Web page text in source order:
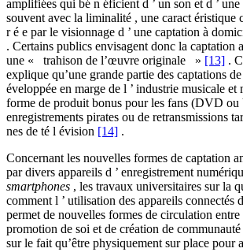
amplifiées qui bé n éficient d ’ un son et d ’
souvent avec la liminalité , une caract éristique
r é e par le visionnage d ’ une captation à
. Certains publics envisagent donc la captation
une « trahison de l’œuvre originale » [13] .
explique qu’une grande partie des captations
éveloppée en marge de l ’ industrie musicale et
forme de produit bonus pour les fans (DVD ou
enregistrements pirates ou de retransmissions
nes de té l évision [14] .
Concernant les nouvelles formes de captation
par divers appareils d ’ enregistrement
smartphones , les travaux universitaires sur la
comment l ’ utilisation des appareils connectés
permet de nouvelles formes de circulation
promotion de soi et de création de
sur le fait qu’être physiquement sur place pour